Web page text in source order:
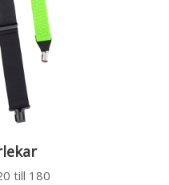
till 180